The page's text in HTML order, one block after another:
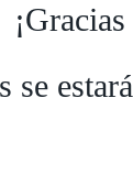
se